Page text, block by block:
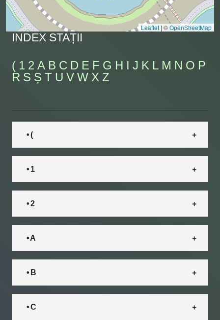
Leaflet | ©OpenStreetMap
INDEX STAȚII
( 1 2 A B C D E F G H I J K L M N O P
R S Ș T U V W X Z
• (
• 1
• 2
• A
• B
• C